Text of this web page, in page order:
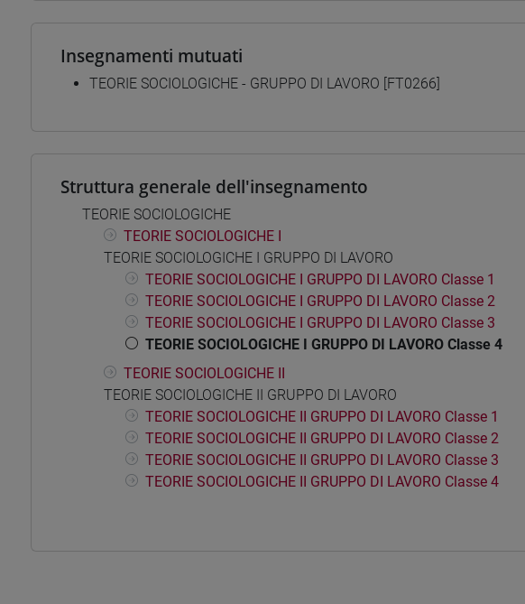
Insegnamenti mutuati
TEORIE SOCIOLOGICHE - GRUPPO DI LAVORO [FT0266]
Struttura generale dell'insegnamento
TEORIE SOCIOLOGICHE
TEORIE SOCIOLOGICHE I
TEORIE SOCIOLOGICHE I GRUPPO DI LAVORO
TEORIE SOCIOLOGICHE I GRUPPO DI LAVORO Classe 1
TEORIE SOCIOLOGICHE I GRUPPO DI LAVORO Classe 2
TEORIE SOCIOLOGICHE I GRUPPO DI LAVORO Classe 3
TEORIE SOCIOLOGICHE I GRUPPO DI LAVORO Classe 4
TEORIE SOCIOLOGICHE II
TEORIE SOCIOLOGICHE II GRUPPO DI LAVORO
TEORIE SOCIOLOGICHE II GRUPPO DI LAVORO Classe 1
TEORIE SOCIOLOGICHE II GRUPPO DI LAVORO Classe 2
TEORIE SOCIOLOGICHE II GRUPPO DI LAVORO Classe 3
TEORIE SOCIOLOGICHE II GRUPPO DI LAVORO Classe 4